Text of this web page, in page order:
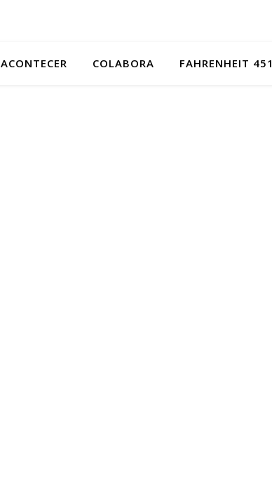
ACONTECER COLABORA FAHRENHEIT 451